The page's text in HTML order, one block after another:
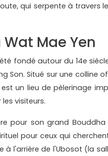
qui serpente à
Mae Yen
fondé autour du 14e
Son. Situé sur une colline
un lieu de pèlerinage
visiteurs.
pour son grand
pour ceux qui
à l'arrière de l'Ubosot (la